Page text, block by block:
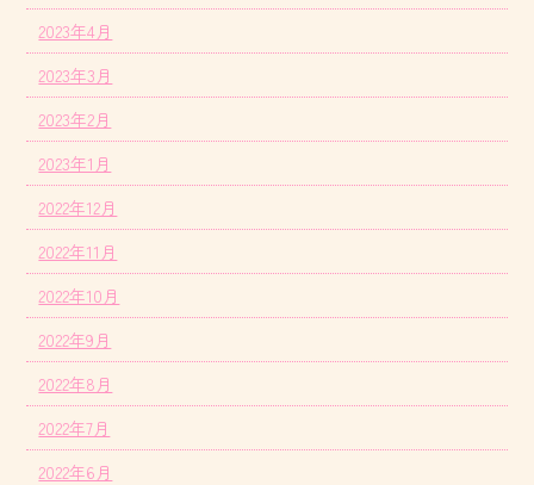
2023年4月
2023年3月
2023年2月
2023年1月
2022年12月
2022年11月
2022年10月
2022年9月
2022年8月
2022年7月
2022年6月